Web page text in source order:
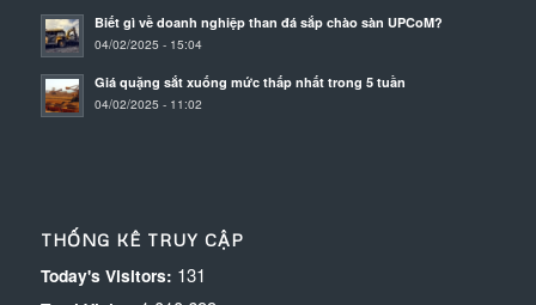
Biết gì về doanh nghiệp than đá sắp chào sàn UPCoM?
04/02/2025 - 15:04
Giá quặng sắt xuống mức thấp nhất trong 5 tuần
04/02/2025 - 11:02
THỐNG KÊ TRUY CẬP
Today's Visitors: 131